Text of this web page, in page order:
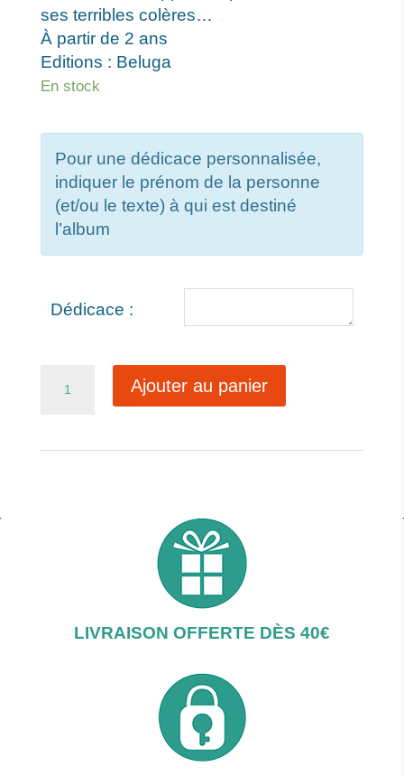
ses terribles colères…
À partir de 2 ans
Editions : Beluga
En stock
Pour une dédicace personnalisée,
indiquer le prénom de la personne
(et/ou le texte) à qui est destiné
l’album
Dédicace :
rouget
Ajouter au panier
LIVRAISON OFFERTE DÈS 40€